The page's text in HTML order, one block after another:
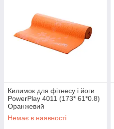
Килимок для фітнесу і йоги
PowerPlay 4011 (173* 61*0.8)
Оранжевий
Немає в наявності